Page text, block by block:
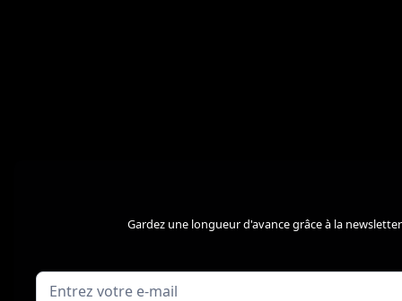
Gardez une longueur d'avance grâce à la